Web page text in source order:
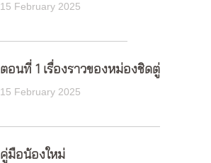
15 February 2025
ตอนที่ 1 เรื่องราวของหม่องชิดตู่
15 February 2025
คู่มือน้องใหม่